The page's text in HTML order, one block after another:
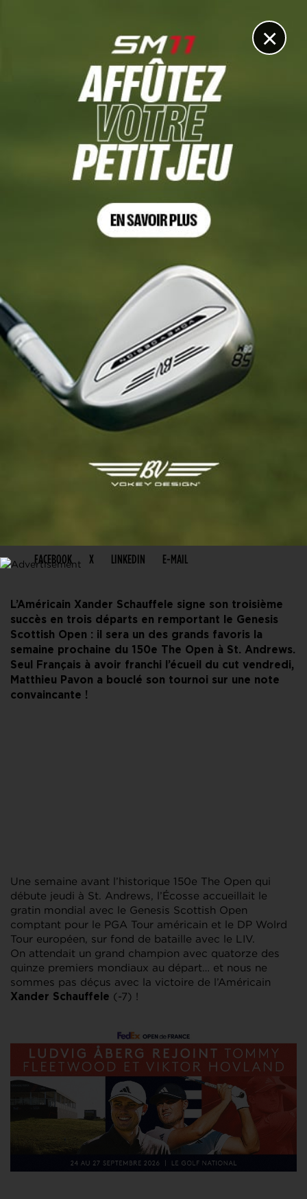
×
FACEBOOK X LINKEDIN E-MAIL
L’Américain Xander Schauffele signe son troisième
succès en trois départs en remportant le Genesis
Scottish Open : il sera un des grands favoris la
semaine prochaine du 150e The Open à St. Andrews.
Seul Français à avoir franchi l’écueil du cut vendredi,
Matthieu Pavon a bouclé son tournoi sur une note
convaincante !
Une semaine avant l’historique 150e The Open qui
débute jeudi à St. Andrews, l’Écosse accueillait le
gratin mondial avec le Genesis Scottish Open
comptant pour le PGA Tour américain et le DP Wolrd
Tour européen, sur fond de bataille avec le LIV.
On attendait un grand champion avec quatorze des
quinze premiers mondiaux au départ… et nous ne
sommes pas déçus avec la victoire de l’Américain
Xander Schauffele (-7) !